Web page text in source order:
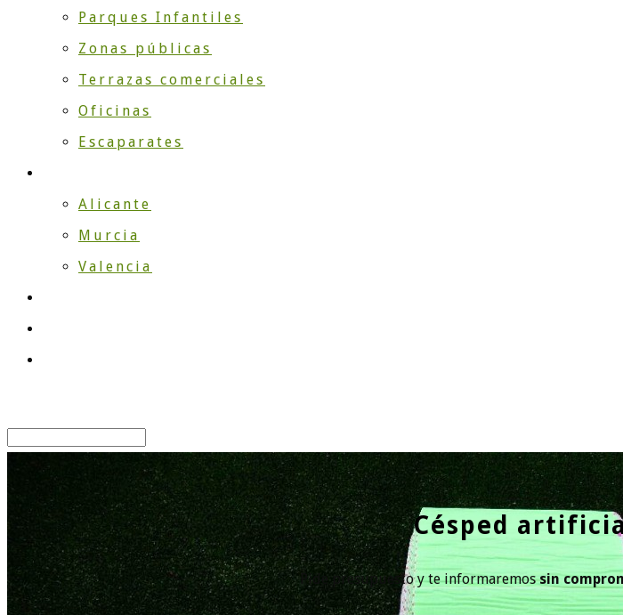
Parques Infantiles
Zonas públicas
Terrazas comerciales
Oficinas
Escaparates
Alicante
Murcia
Valencia
Césped
Pide presupuesto y te informaremossin